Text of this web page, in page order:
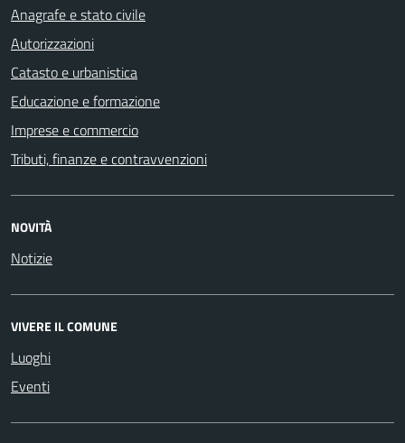
Anagrafe e stato civile
Autorizzazioni
Catasto e urbanistica
Educazione e formazione
Imprese e commercio
Tributi, finanze e contravvenzioni
NOVITÀ
Notizie
VIVERE IL COMUNE
Luoghi
Eventi